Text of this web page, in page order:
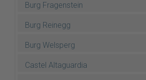
Burg Fragenstein
Burg Reinegg
Burg Welsperg
Castel Altaguardia